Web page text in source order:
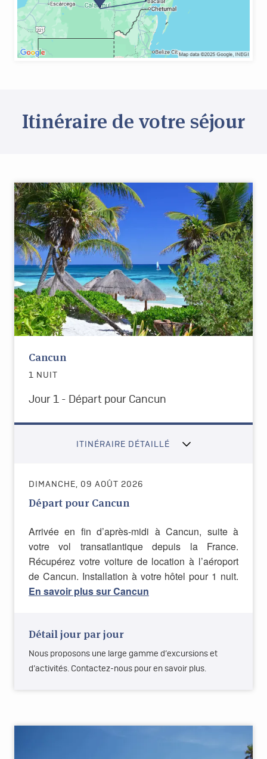
Itinéraire de votre séjour
Cancun
1 NUIT
Jour 1 - Départ pour Cancun
ITINÉRAIRE DÉTAILLÉ
DIMANCHE, 09 AOÛT 2026
Départ pour Cancun
Arrivée en fin d’après-midi à Cancun, suite à
votre vol transatlantique depuis la France.
Récupérez votre voiture de location à l’aéroport
de Cancun. Installation à votre hôtel pour 1 nuit.
En savoir plus sur Cancun
Détail jour par jour
Nous proposons une large gamme d’excursions et
d’activités. Contactez-nous pour en savoir plus.